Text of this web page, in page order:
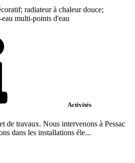
radiateur à chaleur douce;
multi-points d'eau
Activités
de travaux. Nous intervenons à Pessac
dans les installations éle...